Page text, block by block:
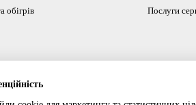
обігрів
Послуги